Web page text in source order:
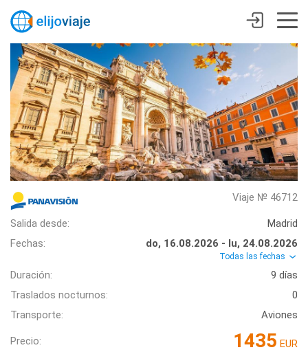
Viaje № 46712
Salida desde:
Madrid
Fechas:
do, 16.08.2026 - lu, 24.08.2026
Todas las fechas
Duración:
9 días
Traslados nocturnos:
0
Transporte:
Aviones
Precio: 1435 EUR